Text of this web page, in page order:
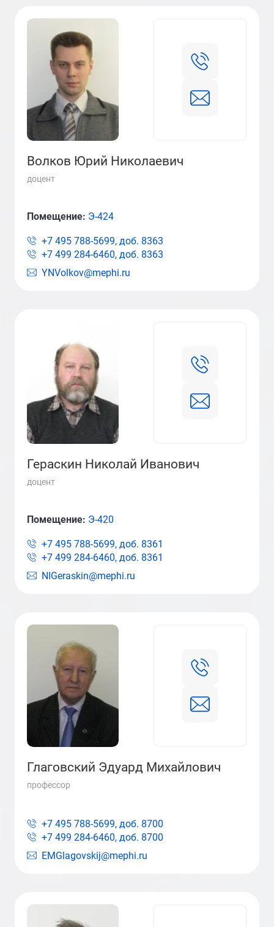
Волков Юрий Николаевич
доцент
YNVolkov@mephi.ru
Помещение: Э-424
+7 495 788-5699, доб. 8363
+7 499 284-6460, доб. 8363
Гераскин Николай Иванович
доцент
NIGeraskin@mephi.ru
Помещение: Э-420
+7 495 788-5699, доб. 8361
+7 499 284-6460, доб. 8361
Глаговский Эдуард Михайлович
профессор
EMGlagovskij@mephi.ru
+7 495 788-5699, доб. 8700
+7 499 284-6460, доб. 8700